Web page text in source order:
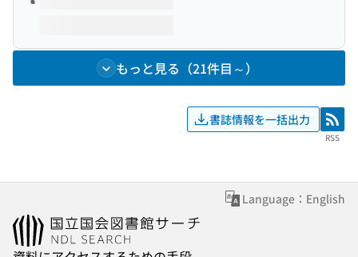
もっと見る（21件目～）
書誌情報を一括出力 RSS
RSS
Language：English